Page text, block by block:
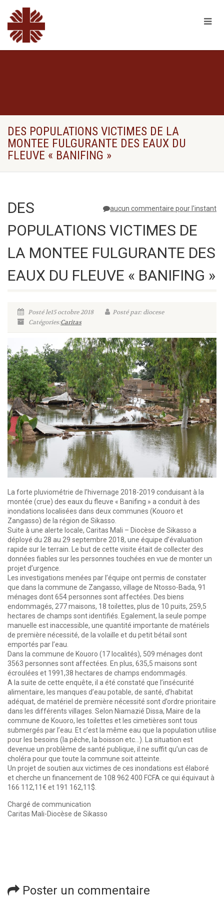
DES POPULATIONS VICTIMES DE LA
MONTEE FULGURANTE DES EAUX DU
FLEUVE « BANIFING »
aucun commentaire pour l'instant
DES
POPULATIONS VICTIMES DE
LA MONTEE FULGURANTE DES
EAUX DU FLEUVE « BANIFING »
Posté le15 octobre 2018
Posté par: diocese
Catégories:Caritas
La forte pluviométrie de l’hivernage 2018-2019 conduisant à la
montée (crue) des eaux du fleuve « Banifing » a conduit à des
inondations localisées dans deux communes (Kouoro et
Zangasso) de la région de Sikasso.
Suite à une alerte locale, Caritas Mali – Diocèse de Sikasso a
déployé du 28 au 29 septembre 2018, une équipe d’évaluation
rapide sur le terrain. Le but de cette visite était de collecter des
données fiables sur les personnes touchées en vue de monter un
projet d’urgence.
Les investigations menées par l’équipe ont permis de constater
que dans la commune de Zangasso, village de Ntosso-Bada, 91
ménages dont 654 personnes sont affectées. Des biens
endommagés, 277 maisons, 18 toilettes, plus de 10 puits, 259,5
hectares de champs sont identifiés. Egalement, la seule pompe
manuelle est inaccessible, une quantité importante de matériels
de première nécessité, de la volaille et du petit bétail sont
emportés par l’eau.
Dans la commune de Kouoro (17 localités), 509 ménages dont
3563 personnes sont affectées. En plus, 635,5 maisons sont
écroulées et 1991,38 hectares de champs endommagés.
A la suite de cette enquête, il a été constaté que l’insécurité
alimentaire, les manques d’eau potable, de santé, d’habitat
adéquat, de matériel de première nécessité sont d’ordre prioritaire
dans les différents villages. Selon Niamazié Dissa, Maire de la
commune de Kouoro, les toilettes et les cimetières sont tous
submergés par l’eau. Et c’est la même eau que la population utilise
pour les besoins (la pêche, la boisson etc…). La situation est
devenue un problème de santé publique, il ne suffit qu’un cas de
choléra pour que toute la commune soit atteinte.
Un projet de soutien aux victimes de ces inondations est élaboré
et cherche un financement de 108 962 400 FCFA ce qui équivaut à
166 112,11€ et 191 162,11$.
Chargé de communication
Caritas Mali-Diocèse de Sikasso
Poster un commentaire